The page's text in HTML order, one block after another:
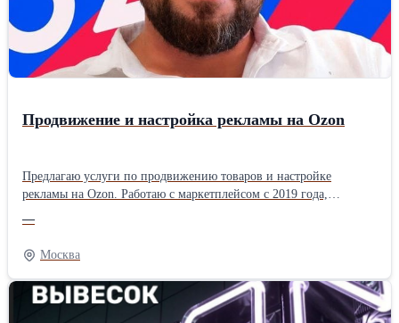
которые готовы работать системно, соблюдать договорённости и
использовать аналитику для роста.
Продвижение и настройка рекламы на Ozon
Предлагаю услуги по продвижению товаров и настройке
рекламы на Ozon. Работаю с маркетплейсом с 2019 года,
анализ рекламных кампаний, выявляю неэффективные расходы и
показываю, куда уходит бюджет. Настраиваю контроль
рекламных затрат и плана продаж, масштабирую эффективные
кампании, работаю над повышением конверсии карточек на
каждом этапе воронки. Все решения принимаю на основе
показателей и фактических данных. Перед началом работы
—
Москва